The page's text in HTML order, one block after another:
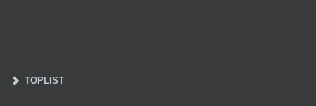
TOPLIST